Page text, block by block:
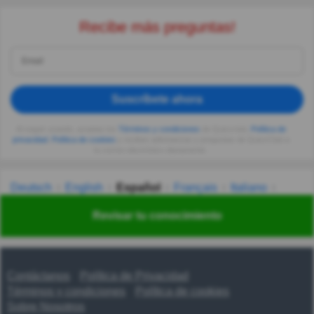
Revisar tu conocimiento
Recibe más preguntas!
Suscríbete ahora
Deutsch English Español Français
Italiano
Українська हिन्दी 한국어 汉语
Contáctanos
Política de Privacidad
Términos y condiciones